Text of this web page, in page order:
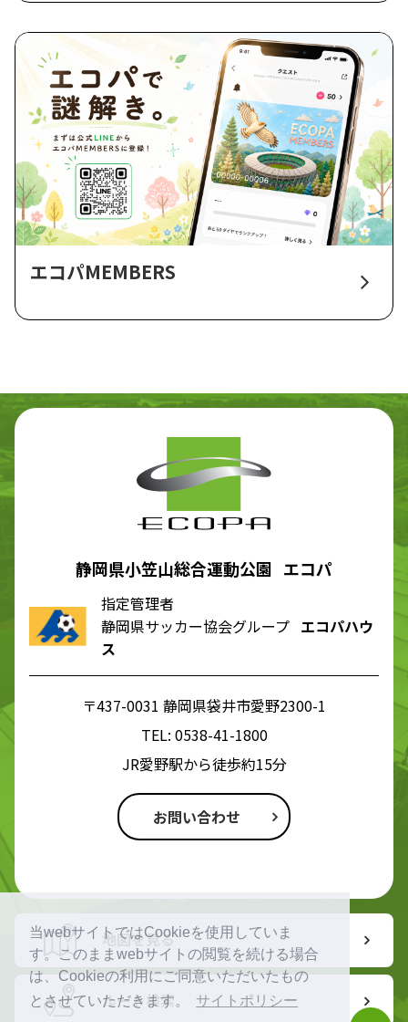
当webサイトではCookieを使用していま
す。このままwebサイトの閲覧を続ける場合
は、Cookieの利用にご同意いただいたもの
とさせていただきます。
サイトポリシー
エコパMEMBERS
静岡県小笠山総合運動公園 エコパ
指定管理者
静岡県サッカー協会グループ エコパハウ
ス
〒437-0031 静岡県袋井市愛野2300-1
TEL: 0538-41-1800
JR愛野駅から徒歩約15分
お問い合わせ
地図を見る
ルート検索